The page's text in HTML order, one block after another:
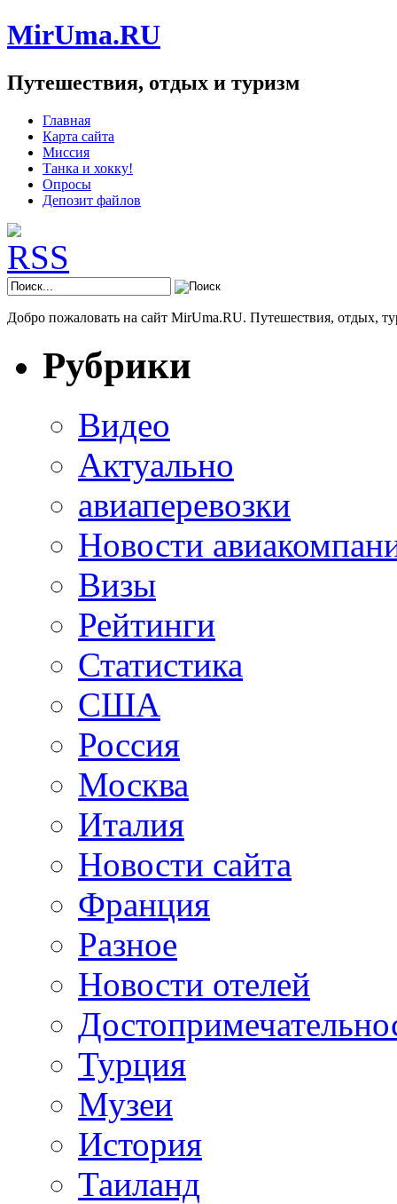
MirUma.RU
Путешествия, отдых и туризм
Главная
Карта сайта
Миссия
Танка и хокку!
Опросы
Депозит файлов
Добро пожаловать на сайт MirUma.RU. Путешествия, отдых,
Рубрики
Видео
Актуально
авиаперевозки
Новости
Визы
Рейтинги
Статистика
США
Россия
Москва
Италия
Новости сайта
Франция
Разное
Новости отелей
Турция
Музеи
История
Таиланд